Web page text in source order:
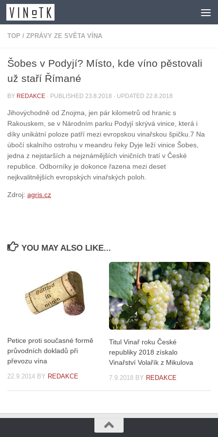
Skip to content
TOP / ZPRÁVY ZE SVĚTA VÍNA
Šobes v Podyjí? Místo, kde víno pěstovali
už staří Římané
BY REDAKCE · PUBLISHED 23.8.2018 · UPDATED 22.8.2018
Jihovýchodně od Znojma, jen pár kilometrů od hranic s
Rakouskem, se v Národním parku Podyjí skrývá vinice, která i
díky unikátní poloze patří mezi evropskou vinařskou špičku.7 Na
úbočí skalního ostrohu v meandru řeky Dyje leží vinice Šobes,
jedna z nejstarších a nejznámějších viničních tratí v České
republice. Odborníky je dokonce řazena mezi deset
nejkvalitnějších evropských vinařských poloh.
Zdroj: agris.cz
YOU MAY ALSO LIKE...
Petice proti současné formě
průvodních dokladů při
převozu vína
22.9.2014 BY REDAKCE
Titul Vinař roku České
republiky 2018 získalo
Vinařství Volařík z Mikulova
7.9.2018 BY REDAKCE